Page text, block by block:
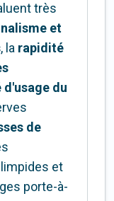
très
et
, la rapidité
du
de
et
porte-à-